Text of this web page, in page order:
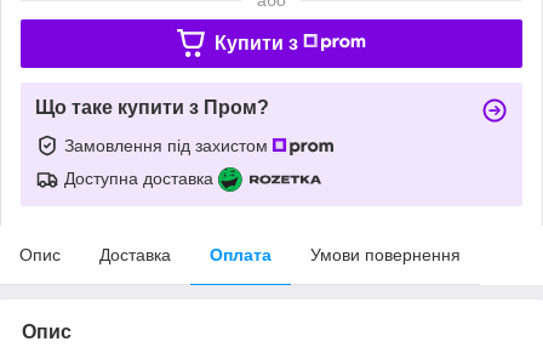
Купити з
Що таке купити з Пром?
Замовлення під захистом
Доступна доставка
Опис Доставка Оплата Умови повернення
Опис